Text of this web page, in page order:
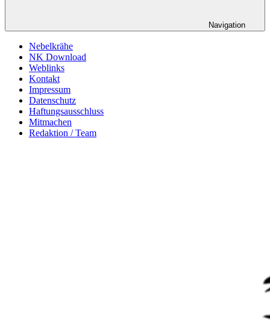
Navigation
Nebelkrähe
NK Download
Weblinks
Kontakt
Impressum
Datenschutz
Haftungsausschluss
Mitmachen
Redaktion / Team